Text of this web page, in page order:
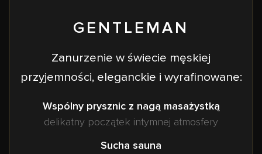
GENTLEMAN
Zanurzenie w świecie męskiej
przyjemności, eleganckie i wyrafinowane:
Wspólny prysznic z nagą masażystką
delikatny początek intymnej atmosfery
Sucha sauna